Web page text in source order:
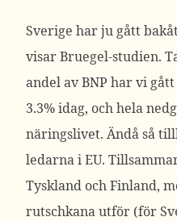
Sverige har ju gått
visar Bruegel-studien.
andel av BNP har vi
3.3% idag, och hela
näringslivet. Ändå så
ledarna i EU.
Tyskland och Finland,
rutschkana utför (för